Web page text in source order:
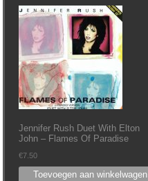
Jennifer Rush Duet With Elton
John ‎– Flames Of Paradise
€7.50
Toevoegen aan winkelwagen